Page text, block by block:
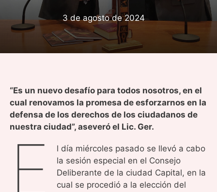
3 de agosto de 2024
“Es un nuevo desafío para todos nosotros, en el
cual renovamos la promesa de esforzarnos en la
defensa de los derechos de los ciudadanos de
nuestra ciudad”, aseveró el Lic. Ger.
E
l día miércoles pasado se llevó a cabo
la sesión especial en el Consejo
Deliberante de la ciudad Capital, en la
cual se procedió a la elección del